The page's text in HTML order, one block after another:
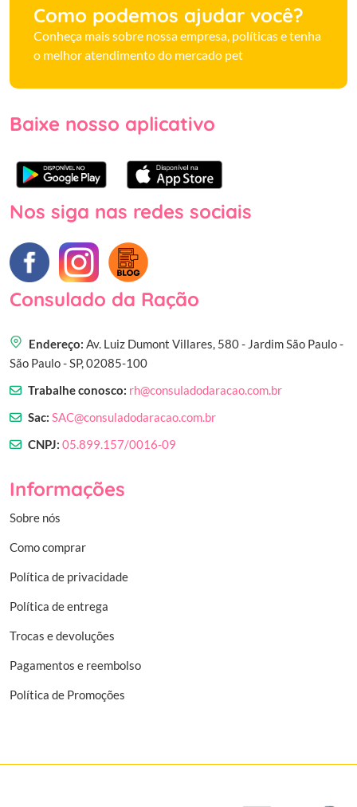
Como podemos ajudar você?
Conheça mais sobre nossa empresa, políticas e tenha
o melhor atendimento do mercado pet
Baixe nosso aplicativo
Nos siga nas redes sociais
Consulado da Ração
Endereço: Av. Luiz Dumont Villares, 580 - Jardim São Paulo -
São Paulo - SP, 02085-100
Trabalhe conosco: rh@consuladodaracao.com.br
Sac: SAC@consuladodaracao.com.br
CNPJ: 05.899.157/0016-09
Informações
Sobre nós
Como comprar
Política de privacidade
Política de entrega
Trocas e devoluções
Pagamentos e reembolso
Política de Promoções